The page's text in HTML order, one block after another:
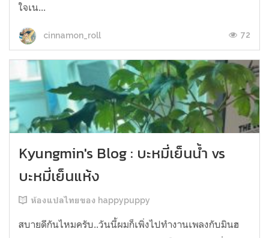
ใจเน...
cinnamon_roll 72
Kyungmin's Blog : บะหมี่เย็นน้ำ vs
บะหมี่เย็นแห้ง
ห้องแปลไทยของ happypuppy
สบายดีกันไหมครับ..วันนี้ผมก็เพิ่งไปทำงานเพลงกับมินฮ